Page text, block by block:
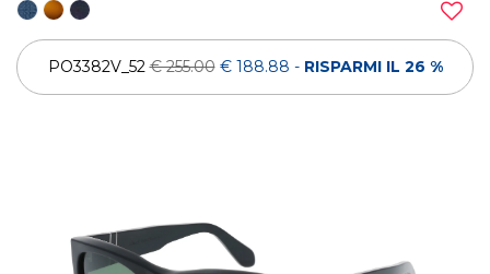
PO3382V_52€ 255.00 € 188.88 - RISPARMI IL 26 %